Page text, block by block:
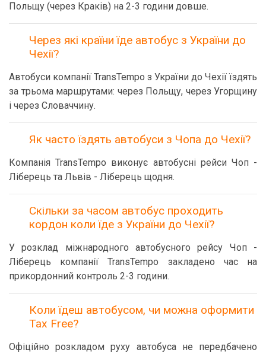
Польщу (через Краків) на 2-3 години довше.
Через які країни їде автобус з України до
Чехії?
Автобуси компанії TransTempo з України до Чехії їздять
за трьома маршрутами: через Польщу, через Угорщину
і через Словаччину.
Як часто їздять автобуси з Чопа до Чехії?
Компанія TransTempo виконує автобусні рейси Чоп -
Ліберець та Львів - Ліберець щодня.
Скільки за часом автобус проходить
кордон коли їде з України до Чехії?
У розклад міжнародного автобусного рейсу Чоп -
Ліберець компанії TransTempo закладено час на
прикордонний контроль 2-3 години.
Коли їдеш автобусом, чи можна оформити
Tax Free?
Офіційно розкладом руху автобуса не передбачено